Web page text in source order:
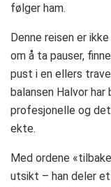
følger ham.
Denne reisen er
om å ta pauser,
pust i en ellers
balansen Halvor
profesjonelle og
ekte.
Med ordene
utsikt – han deler